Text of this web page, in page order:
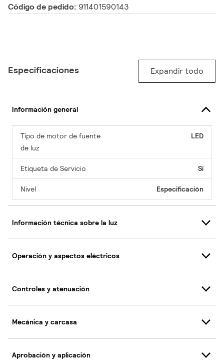
Código de pedido: 911401590143
Especificaciones Expandir todo
Información general
Tipo de motor de fuente
de luz
LED
Etiqueta de Servicio Sí
Nivel Especificación
Información técnica sobre la luz
Operación y aspectos eléctricos
Controles y atenuación
Mecánica y carcasa
Aprobación y aplicación